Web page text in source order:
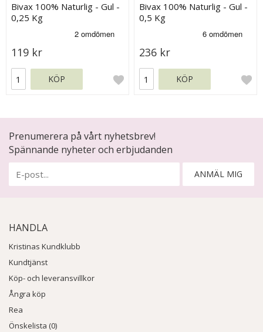
Bivax 100% Naturlig - Gul -
0,25 Kg
119 kr
KÖP
Bivax 100% Naturlig - Gul -
0,5 Kg
236 kr
KÖP
Prenumerera på vårt nyhetsbrev!
Spännande nyheter och erbjudanden
ANMÄL MIG
HANDLA
Kristinas Kundklubb
Kundtjänst
Köp- och leveransvillkor
Ångra köp
Rea
Önskelista (0)